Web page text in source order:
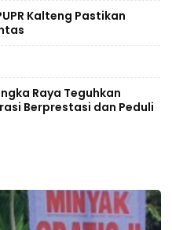
Kalteng Pastikan
Raya Teguhkan
Berprestasi dan Peduli